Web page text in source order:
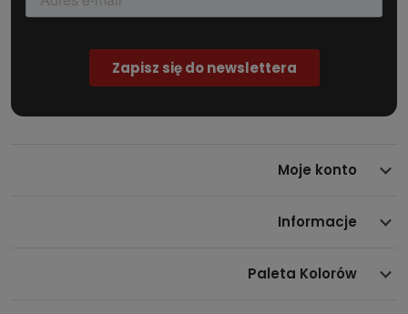
Moje konto
Informacje
Paleta Kolorów